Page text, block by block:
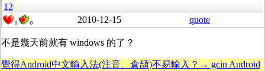
12
0 0 2010-12-15 quote
不是幾天前就有 windows 的了？
覺得Android中文輸入法(注音、倉頡)不易輸入？→ gcin Android